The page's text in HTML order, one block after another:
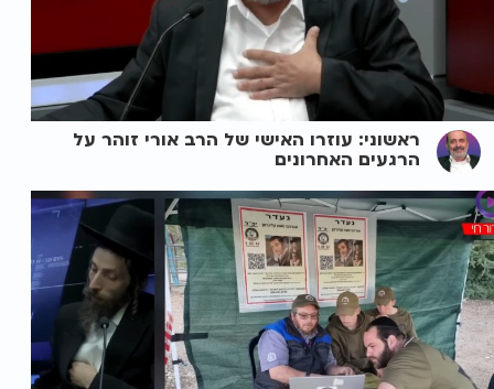
ראשוני: עוזרו האישי של הרב אורי זוהר על
הרגעים האחרונים